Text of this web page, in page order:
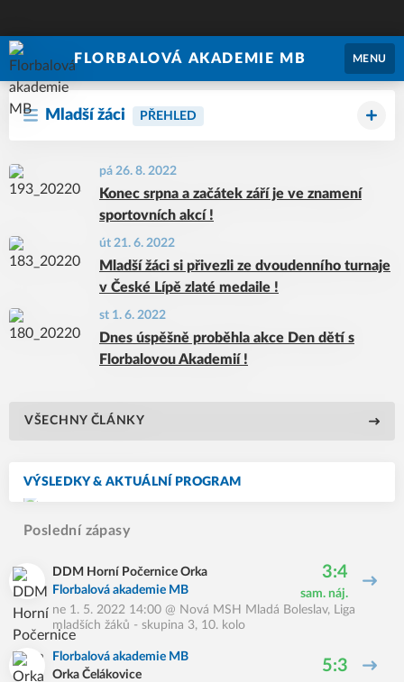
FLORBALOVÁ AKADEMIE MB MENU
Mladší žáci PŘEHLED
pá 26. 8. 2022
Konec srpna a začátek září je ve znamení
sportovních akcí !
út 21. 6. 2022
Mladší žáci si přivezli ze dvoudenního turnaje
v České Lípě zlaté medaile !
st 1. 6. 2022
Dnes úspěšně proběhla akce Den dětí s
Florbalovou Akademií !
VŠECHNY ČLÁNKY
VÝSLEDKY & AKTUÁLNÍ PROGRAM
Poslední zápasy
DDM Horní Počernice Orka
Florbalová akademie MB
3:4
sam. náj.
ne 1. 5. 2022 14:00 @ Nová MSH Mladá Boleslav, Liga
mladších žáků - skupina 3, 10. kolo
Florbalová akademie MB
Orka Čelákovice
5:3